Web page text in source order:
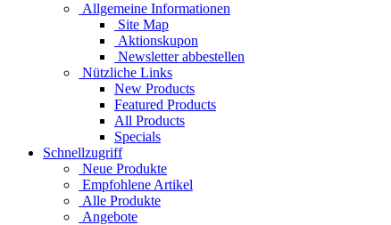
Allgemeine Informationen
Site Map
Aktionskupon
Newsletter abbestellen
Nützliche Links
New Products
Featured Products
All Products
Specials
Schnellzugriff
Neue Produkte
Empfohlene Artikel
Alle Produkte
Angebote